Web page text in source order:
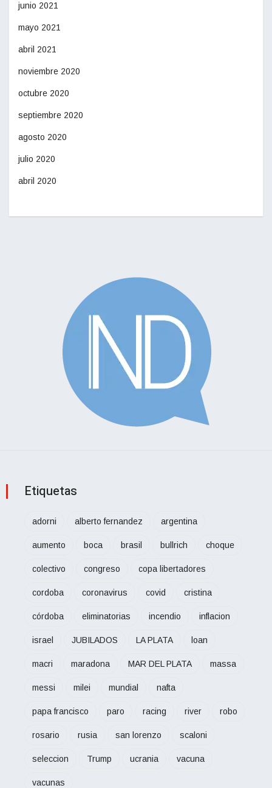
junio 2021
mayo 2021
abril 2021
noviembre 2020
octubre 2020
septiembre 2020
agosto 2020
julio 2020
abril 2020
Etiquetas
adorni alberto fernandez argentina
aumento boca brasil bullrich choque
colectivo congreso copa libertadores
cordoba coronavirus covid cristina
córdoba eliminatorias incendio inflacion
israel JUBILADOS LA PLATA loan
macri maradona MAR DEL PLATA massa
messi milei mundial nafta
papa francisco paro racing river robo
rosario rusia san lorenzo scaloni
seleccion Trump ucrania vacuna
vacunas